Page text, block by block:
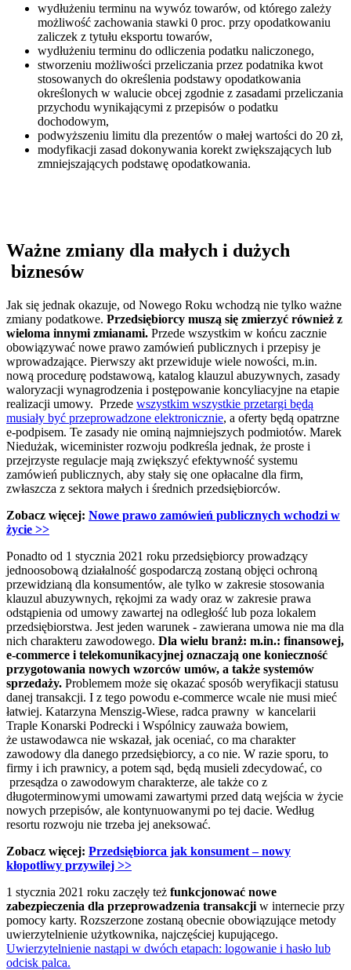
wydłużeniu terminu na wywóz towarów, od którego zależy
możliwość zachowania stawki 0 proc. przy opodatkowaniu
zaliczek z tytułu eksportu towarów,
wydłużeniu terminu do odliczenia podatku naliczonego,
stworzeniu możliwości przeliczania przez podatnika kwot
stosowanych do określenia podstawy opodatkowania
określonych w walucie obcej zgodnie z zasadami przeliczania
przychodu wynikającymi z przepisów o podatku
dochodowym,
podwyższeniu limitu dla prezentów o małej wartości do 20 zł,
modyfikacji zasad dokonywania korekt zwiększających lub
zmniejszających podstawę opodatkowania.
Ważne zmiany dla małych i dużych
biznesów
Jak się jednak okazuje, od Nowego Roku wchodzą nie tylko ważne
zmiany podatkowe. Przedsiębiorcy muszą się zmierzyć również z
wieloma innymi zmianami. Przede wszystkim w końcu zacznie
obowiązywać nowe prawo zamówień publicznych i przepisy je
wprowadzające. Pierwszy akt przewiduje wiele nowości, m.in.
nową procedurę podstawową, katalog klauzul abuzywnych, zasady
waloryzacji wynagrodzenia i postępowanie koncyliacyjne na etapie
realizacji umowy. Przede wszystkim wszystkie przetargi będą
musiały być przeprowadzone elektronicznie, a oferty będą opatrzne
e-podpisem. Te zasady nie ominą najmniejszych podmiotów. Marek
Niedużak, wiceminister rozwoju podkreśla jednak, że proste i
przejrzyste regulacje mają zwiększyć efektywność systemu
zamówień publicznych, aby stały się one opłacalne dla firm,
zwłaszcza z sektora małych i średnich przedsiębiorców.
Zobacz więcej: Nowe prawo zamówień publicznych wchodzi w
życie >>
Ponadto od 1 stycznia 2021 roku przedsiębiorcy prowadzący
jednoosobową działalność gospodarczą zostaną objęci ochroną
przewidzianą dla konsumentów, ale tylko w zakresie stosowania
klauzul abuzywnych, rękojmi za wady oraz w zakresie prawa
odstąpienia od umowy zawartej na odległość lub poza lokalem
przedsiębiorstwa. Jest jeden warunek - zawierana umowa nie ma dla
nich charakteru zawodowego. Dla wielu branż: m.in.: finansowej,
e-commerce i telekomunikacyjnej oznaczają one konieczność
przygotowania nowych wzorców umów, a także systemów
sprzedaży. Problemem może się okazać sposób weryfikacji statusu
danej transakcji. I z tego powodu e-commerce wcale nie musi mieć
łatwiej. Katarzyna Menszig-Wiese, radca prawny w kancelarii
Traple Konarski Podrecki i Wspólnicy zauważa bowiem,
że ustawodawca nie wskazał, jak oceniać, co ma charakter
zawodowy dla danego przedsiębiorcy, a co nie. W razie sporu, to
firmy i ich prawnicy, a potem sąd, będą musieli zdecydować, co
przesądza o zawodowym charakterze, ale także co z
długoterminowymi umowami zawartymi przed datą wejścia w życie
nowych przepisów, ale kontynuowanymi po tej dacie. Według
resortu rozwoju nie trzeba jej aneksować.
Zobacz więcej: Przedsiębiorca jak konsument – nowy
kłopotliwy przywilej >>
1 stycznia 2021 roku zaczęły też funkcjonować nowe
zabezpieczenia dla przeprowadzenia transakcji w internecie przy
pomocy karty. Rozszerzone zostaną obecnie obowiązujące metody
uwierzytelnienie użytkownika, najczęściej kupującego.
Uwierzytelnienie nastąpi w dwóch etapach: logowanie i hasło lub
odcisk palca.